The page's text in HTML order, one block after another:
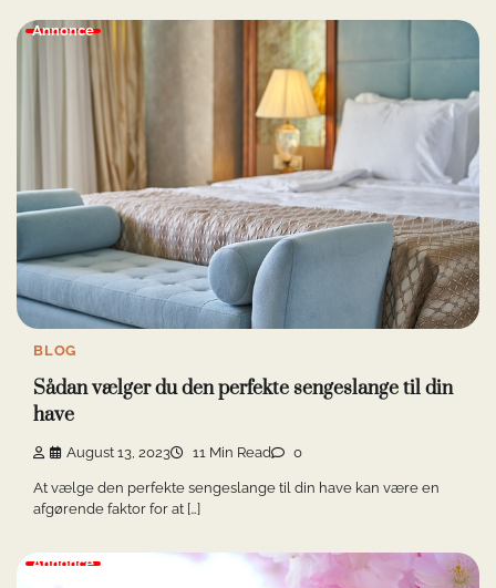
Annonce
BLOG
Sådan vælger du den perfekte sengeslange til din
have
August 13, 2023 11 Min Read 0
At vælge den perfekte sengeslange til din have kan være en
afgørende faktor for at […]
Annonce